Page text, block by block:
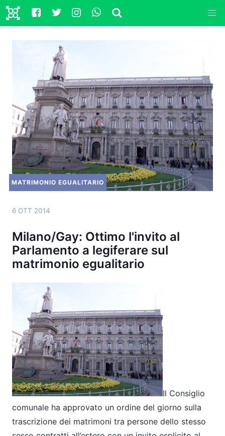
MATRIMONIO EGUALITARIO
6 OTT 2014
Milano/Gay: Ottimo l'invito al
Parlamento a legiferare sul
matrimonio egualitario
Il Consiglio
comunale ha approvato un ordine del giorno sulla
trascrizione dei matrimoni tra persone dello stesso